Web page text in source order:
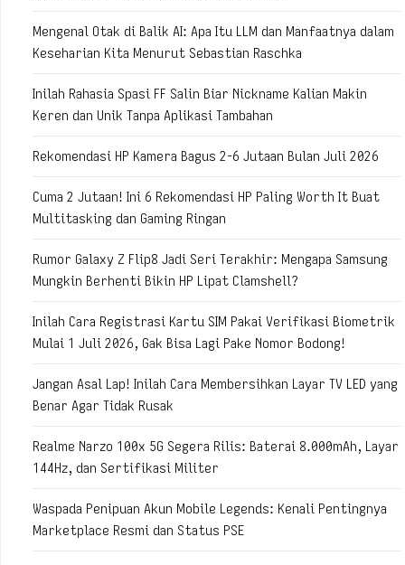
Mengenal Otak di Balik AI: Apa Itu LLM dan Manfaatnya dalam
Keseharian Kita Menurut Sebastian Raschka
Inilah Rahasia Spasi FF Salin Biar Nickname Kalian Makin
Keren dan Unik Tanpa Aplikasi Tambahan
Rekomendasi HP Kamera Bagus 2-6 Jutaan Bulan Juli 2026
Cuma 2 Jutaan! Ini 6 Rekomendasi HP Paling Worth It Buat
Multitasking dan Gaming Ringan
Rumor Galaxy Z Flip8 Jadi Seri Terakhir: Mengapa Samsung
Mungkin Berhenti Bikin HP Lipat Clamshell?
Inilah Cara Registrasi Kartu SIM Pakai Verifikasi Biometrik
Mulai 1 Juli 2026, Gak Bisa Lagi Pake Nomor Bodong!
Jangan Asal Lap! Inilah Cara Membersihkan Layar TV LED yang
Benar Agar Tidak Rusak
Realme Narzo 100x 5G Segera Rilis: Baterai 8.000mAh, Layar
144Hz, dan Sertifikasi Militer
Waspada Penipuan Akun Mobile Legends: Kenali Pentingnya
Marketplace Resmi dan Status PSE